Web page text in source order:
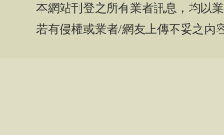
本網站刊登之所有業者訊息，均以
若有侵權或業者/網友上傳不妥之內